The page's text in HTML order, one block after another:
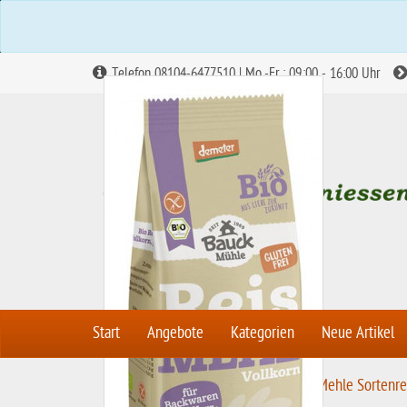
Telefon 08104-6477510 | Mo.-Fr.: 09:00 - 16:00 Uhr
Start Angebote Kategorien Neue Artikel
Mehle & Backmischungen Mehle